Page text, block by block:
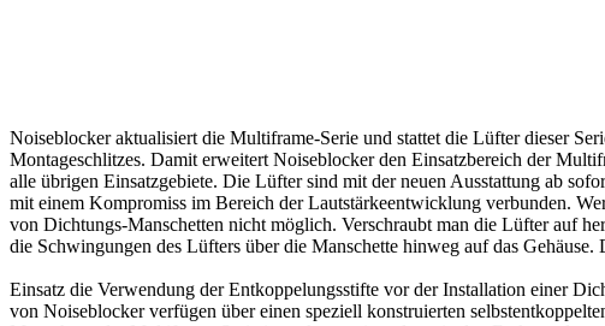
Noiseblocker aktualisiert die Multiframe-Serie und stattet die Lüfter dieser
Montageschlitzes. Damit erweitert Noiseblocker den Einsatzbereich der
alle übrigen Einsatzgebiete. Die Lüfter sind mit der neuen Ausstattung ab
mit einem Kompromiss im Bereich der Lautstärkeentwicklung verbunden.
von Dichtungs-Manschetten nicht möglich. Verschraubt man die Lüfter auf
die Schwingungen des Lüfters über die Manschette hinweg auf das
Einsatz die Verwendung der Entkoppelungsstifte vor der Installation einer
von Noiseblocker verfügen über einen speziell konstruierten